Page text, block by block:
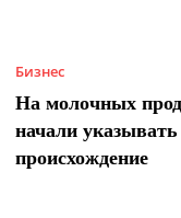
Бизнес
На молочных
начали указывать
происхождение